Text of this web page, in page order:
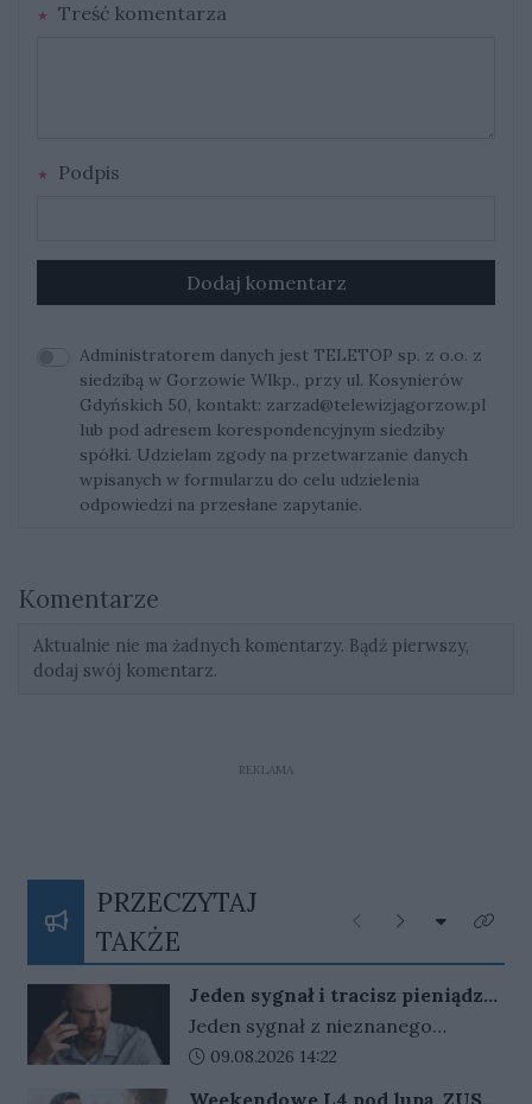
Treść komentarza
Podpis
Dodaj komentarz
Administratorem danych jest TELETOP sp. z o.o. z
siedzibą w Gorzowie Wlkp., przy ul. Kosynierów
Gdyńskich 50, kontakt: zarzad@telewizjagorzow.pl
lub pod adresem korespondencyjnym siedziby
spółki. Udzielam zgody na przetwarzanie danych
wpisanych w formularzu do celu udzielenia
odpowiedzi na przesłane zapytanie.
Komentarze
Aktualnie nie ma żadnych komentarzy. Bądź pierwszy,
dodaj swój komentarz.
REKLAMA
PRZECZYTAJ
TAKŻE
Poprzednie
Następne
Rozwiń
Kliknij
Jeden sygnał i tracisz pieniądze.
Nigdy nie oddzwaniaj na te
numery
Jeden sygnał z nieznanego
numeru może kosztować nawet
Data dodania artykułu:
09.08.2026 14:22